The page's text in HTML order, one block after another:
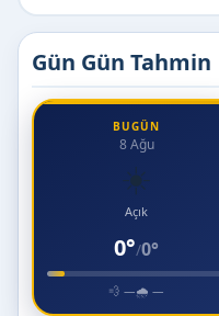
Gün Gün Tahmin
BUGÜN
8 Ağu
☀️
Açık
0°/0°
💨 —🌧 —